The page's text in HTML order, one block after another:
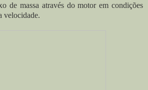
de massa através do motor em condições
velocidade.